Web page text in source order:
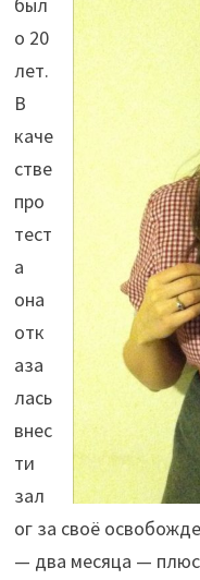
был
о 20
лет.
В
каче
стве
про
тест
а
она
отк
аза
лась
внес
ти
зал
ог за своё
— два месяца —